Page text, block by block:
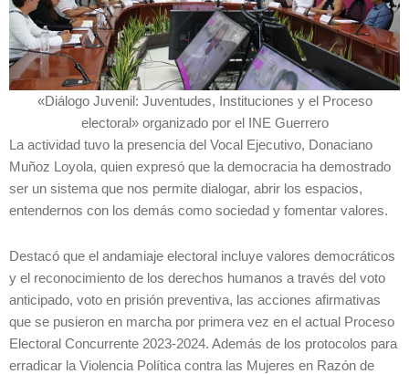
«Diálogo Juvenil: Juventudes, Instituciones y el Proceso
electoral» organizado por el INE Guerrero
La actividad tuvo la presencia del Vocal Ejecutivo, Donaciano
Muñoz Loyola, quien expresó que la democracia ha demostrado
ser un sistema que nos permite dialogar, abrir los espacios,
entendernos con los demás como sociedad y fomentar valores.
Destacó que el andamiaje electoral incluye valores democráticos
y el reconocimiento de los derechos humanos a través del voto
anticipado, voto en prisión preventiva, las acciones afirmativas
que se pusieron en marcha por primera vez en el actual Proceso
Electoral Concurrente 2023-2024. Además de los protocolos para
erradicar la Violencia Política contra las Mujeres en Razón de